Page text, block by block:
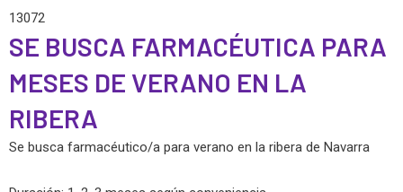
13072
SE BUSCA FARMACÉUTICA PARA
MESES DE VERANO EN LA
RIBERA
Se busca farmacéutico/a para verano en la ribera de Navarra